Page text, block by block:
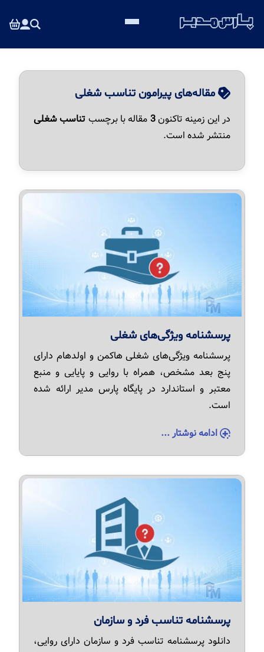
مقاله‌های پیرامون تناسب شغلی
در این زمینه تاکنون3 مقاله با برچسب تناسب شغلی
منتشر شده است.
پرسشنامه ویژگی‌های شغلی
پرسشنامه ویژگی‌های شغلی هاکمن و اولدهام دارای
پنج بعد مشخص، همراه با روایی و پایایی و منبع
معتبر و استاندارد در پایگاه پارس مدیر ارائه شده
است.
ادامه نوشتار ...
پرسشنامه تناسب فرد و سازمان
دانلود پرسشنامه تناسب فرد و سازمان دارای روایی،